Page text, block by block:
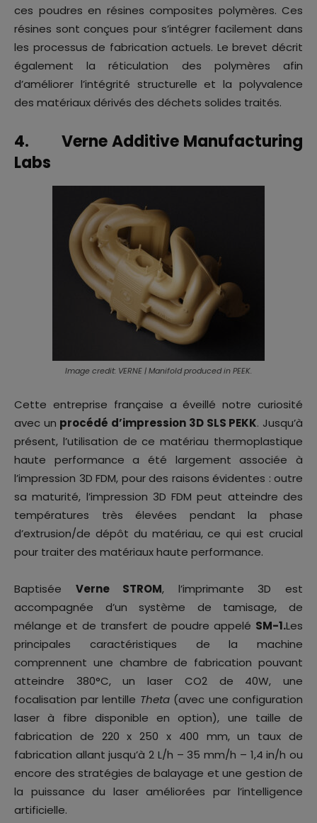
ces poudres en résines composites polymères. Ces
résines sont conçues pour s’intégrer facilement dans
les processus de fabrication actuels. Le brevet décrit
également la réticulation des polymères afin
d’améliorer l’intégrité structurelle et la polyvalence
des matériaux dérivés des déchets solides traités.
4. Verne Additive Manufacturing
Labs
Image credit: VERNE | Manifold produced in PEEK.
Cette entreprise française a éveillé notre curiosité
avec un procédé d’impression 3D SLS PEKK. Jusqu’à
présent, l’utilisation de ce matériau thermoplastique
haute performance a été largement associée à
l’impression 3D FDM, pour des raisons évidentes : outre
sa maturité, l’impression 3D FDM peut atteindre des
températures très élevées pendant la phase
d’extrusion/de dépôt du matériau, ce qui est crucial
pour traiter des matériaux haute performance.
Baptisée Verne STROM, l’imprimante 3D est
accompagnée d’un système de tamisage, de
mélange et de transfert de poudre appelé SM-1.Les
principales caractéristiques de la machine
comprennent une chambre de fabrication pouvant
atteindre 380°C, un laser CO2 de 40W, une
focalisation par lentille Theta(avec une configuration
laser à fibre disponible en option), une taille de
fabrication de 220 x 250 x 400 mm, un taux de
fabrication allant jusqu’à 2 L/h – 35 mm/h – 1,4 in/h ou
encore des stratégies de balayage et une gestion de
la puissance du laser améliorées par l’intelligence
artificielle.